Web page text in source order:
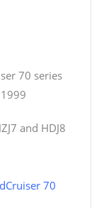
70 series
and HDJ8
70